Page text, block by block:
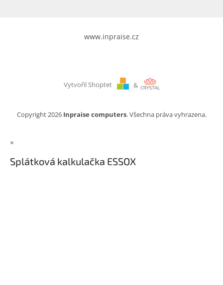
www.inpraise.cz
Vytvořil Shoptet &
Copyright 2026 Inpraise computers. Všechna práva vyhrazena.
×
Splátková kalkulačka ESSOX